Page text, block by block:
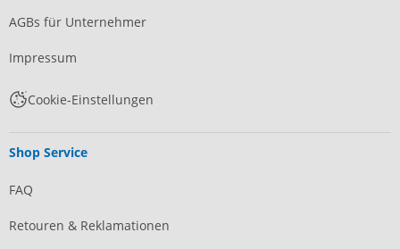
AGBs für Unternehmer
Impressum
Cookie-Einstellungen
Shop Service
FAQ
Retouren & Reklamationen